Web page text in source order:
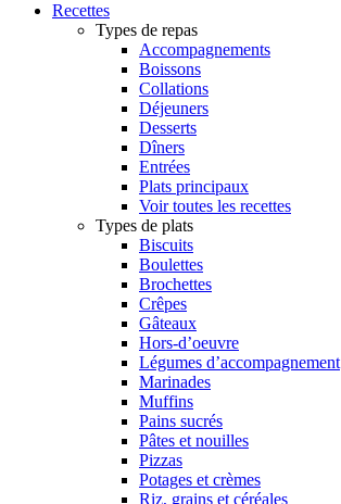
Recettes
Types de repas
Accompagnements
Boissons
Collations
Déjeuners
Desserts
Dîners
Entrées
Plats principaux
Voir toutes les recettes
Types de plats
Biscuits
Boulettes
Brochettes
Crêpes
Gâteaux
Hors-d’oeuvre
Légumes d’accompagnement
Marinades
Muffins
Pains sucrés
Pâtes et nouilles
Pizzas
Potages et crèmes
Riz, grains et céréales